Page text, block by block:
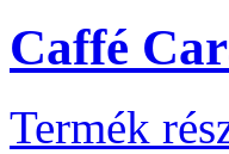
Caffé
Termék